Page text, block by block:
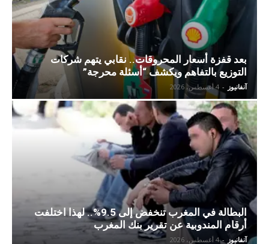
بعد قفزة أسعار المحروقات.. نقابي يتهم شركات
التوزيع بالتفاهم ويكشف “أسئلة محرجة”
آنفانيوز - 4 أغسطس، 2026
البطالة في المغرب تنخفض إلى 9.5%.. لهذا اختلفت
أرقام المندوبية عن تقرير بنك المغرب
آنفانيوز - 4 أغسطس، 2026